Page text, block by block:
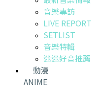
音樂專訪
LIVE REPORT
SETLIST
音樂特輯
迷迷好音推薦
動漫
ANIME